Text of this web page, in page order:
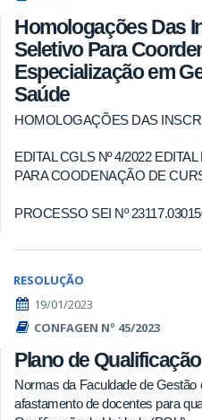
Homologações Das
Seletivo Para
Especialização em
Saúde
HOMOLOGAÇÕES DAS
EDITAL CGLS Nº 4/2022
PARA COODENAÇÃO DE
PROCESSO SEI Nº
RESOLUÇÃO
19/01/2023
CONFAGEN Nº 45/2023
Plano de
Normas da Faculdade de Gestão
afastamento de docentes para